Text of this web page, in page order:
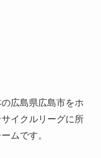
広島県広島市をホ
イクルリーグに所
ムです。